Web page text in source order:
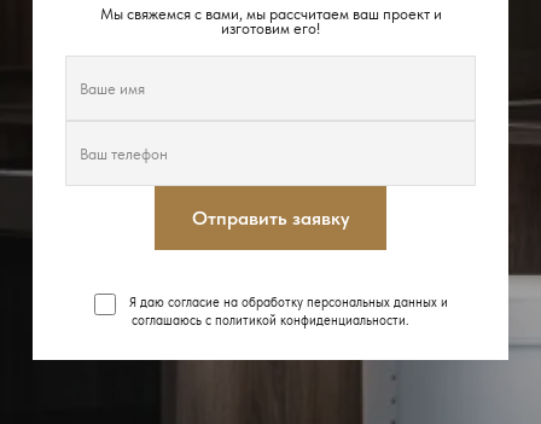
Мы свяжемся с вами, мы рассчитаем ваш проект и
изготовим его!
Отправить заявку
Я даю согласие на обработку персональных данных и
соглашаюсь с политикой конфиденциальности.